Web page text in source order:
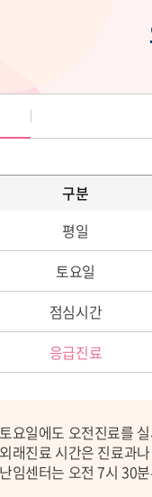
구분
평일
토요일
점심시간
응급진료
토요일에도 오전진료를
외래진료 시간은 진료과
난임센터는 오전 7시 30